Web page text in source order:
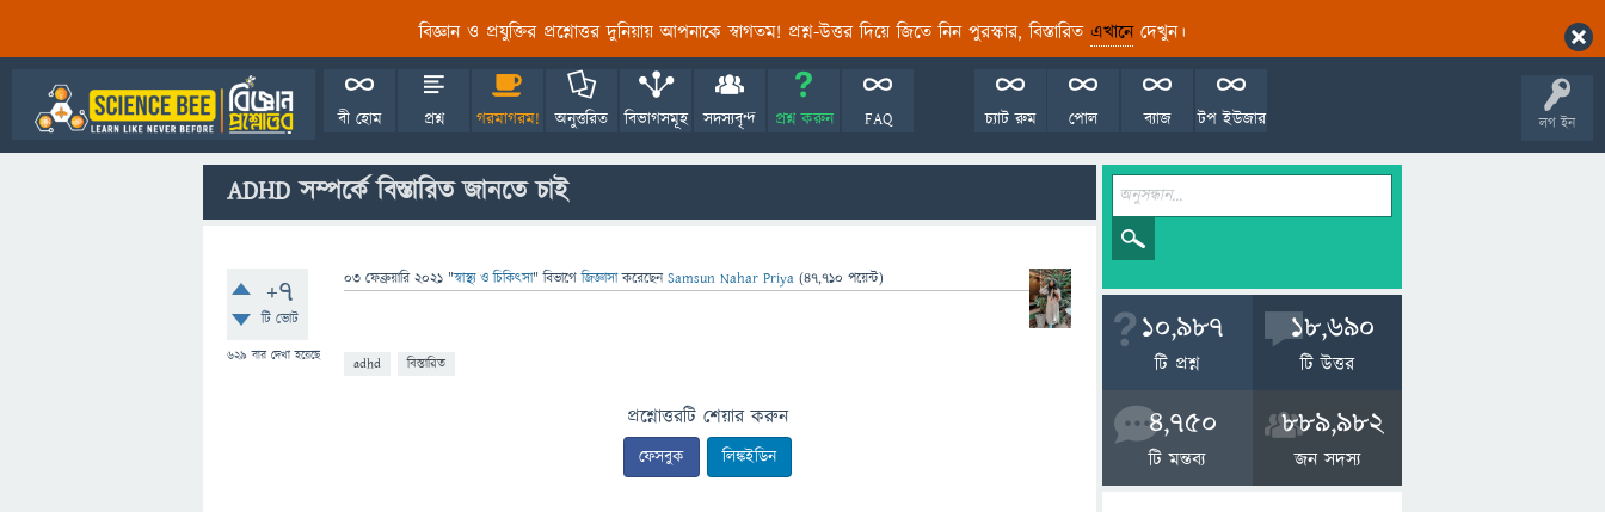
বিজ্ঞান ও প্রযুক্তির প্রশ্নোত্তর দুনিয়ায় আপনাকে স্বাগতম! প্রশ্ন-উত্তর দিয়ে জিতে নিন পুরস্কার, বিস্তারিত এখানেদেখুন।
লগ ইন
বী হোম প্রশ্ন গরমাগরম! অনুত্তরিত বিভাগসমূহ সদস্যবৃন্দ প্রশ্ন করুন FAQ টপ ইউজার
ব্যাজ
পোল
চ্যাট রুম
ADHD সম্পর্কে বিস্তারিত জানতে চাই
+7
টি ভোট
629 বার দেখা হয়েছে
03 ফেব্রুয়ারি 2021 "স্বাস্থ্য ও চিকিৎসা" বিভাগে জিজ্ঞাসাকরেছেনSamsun Nahar Priya (47,710 পয়েন্ট)
adhd বিস্তারিত
প্রশ্নোত্তরটি শেয়ার করুন
ফেসবুক লিঙ্কইডিন
10,987
টি প্রশ্ন
18,690
টি উত্তর
4,750
টি মন্তব্য
889,982
জন সদস্য